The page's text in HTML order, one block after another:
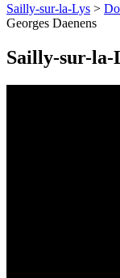
Sailly-sur-la-Lys >
Georges Daenens
Sailly-sur-la-